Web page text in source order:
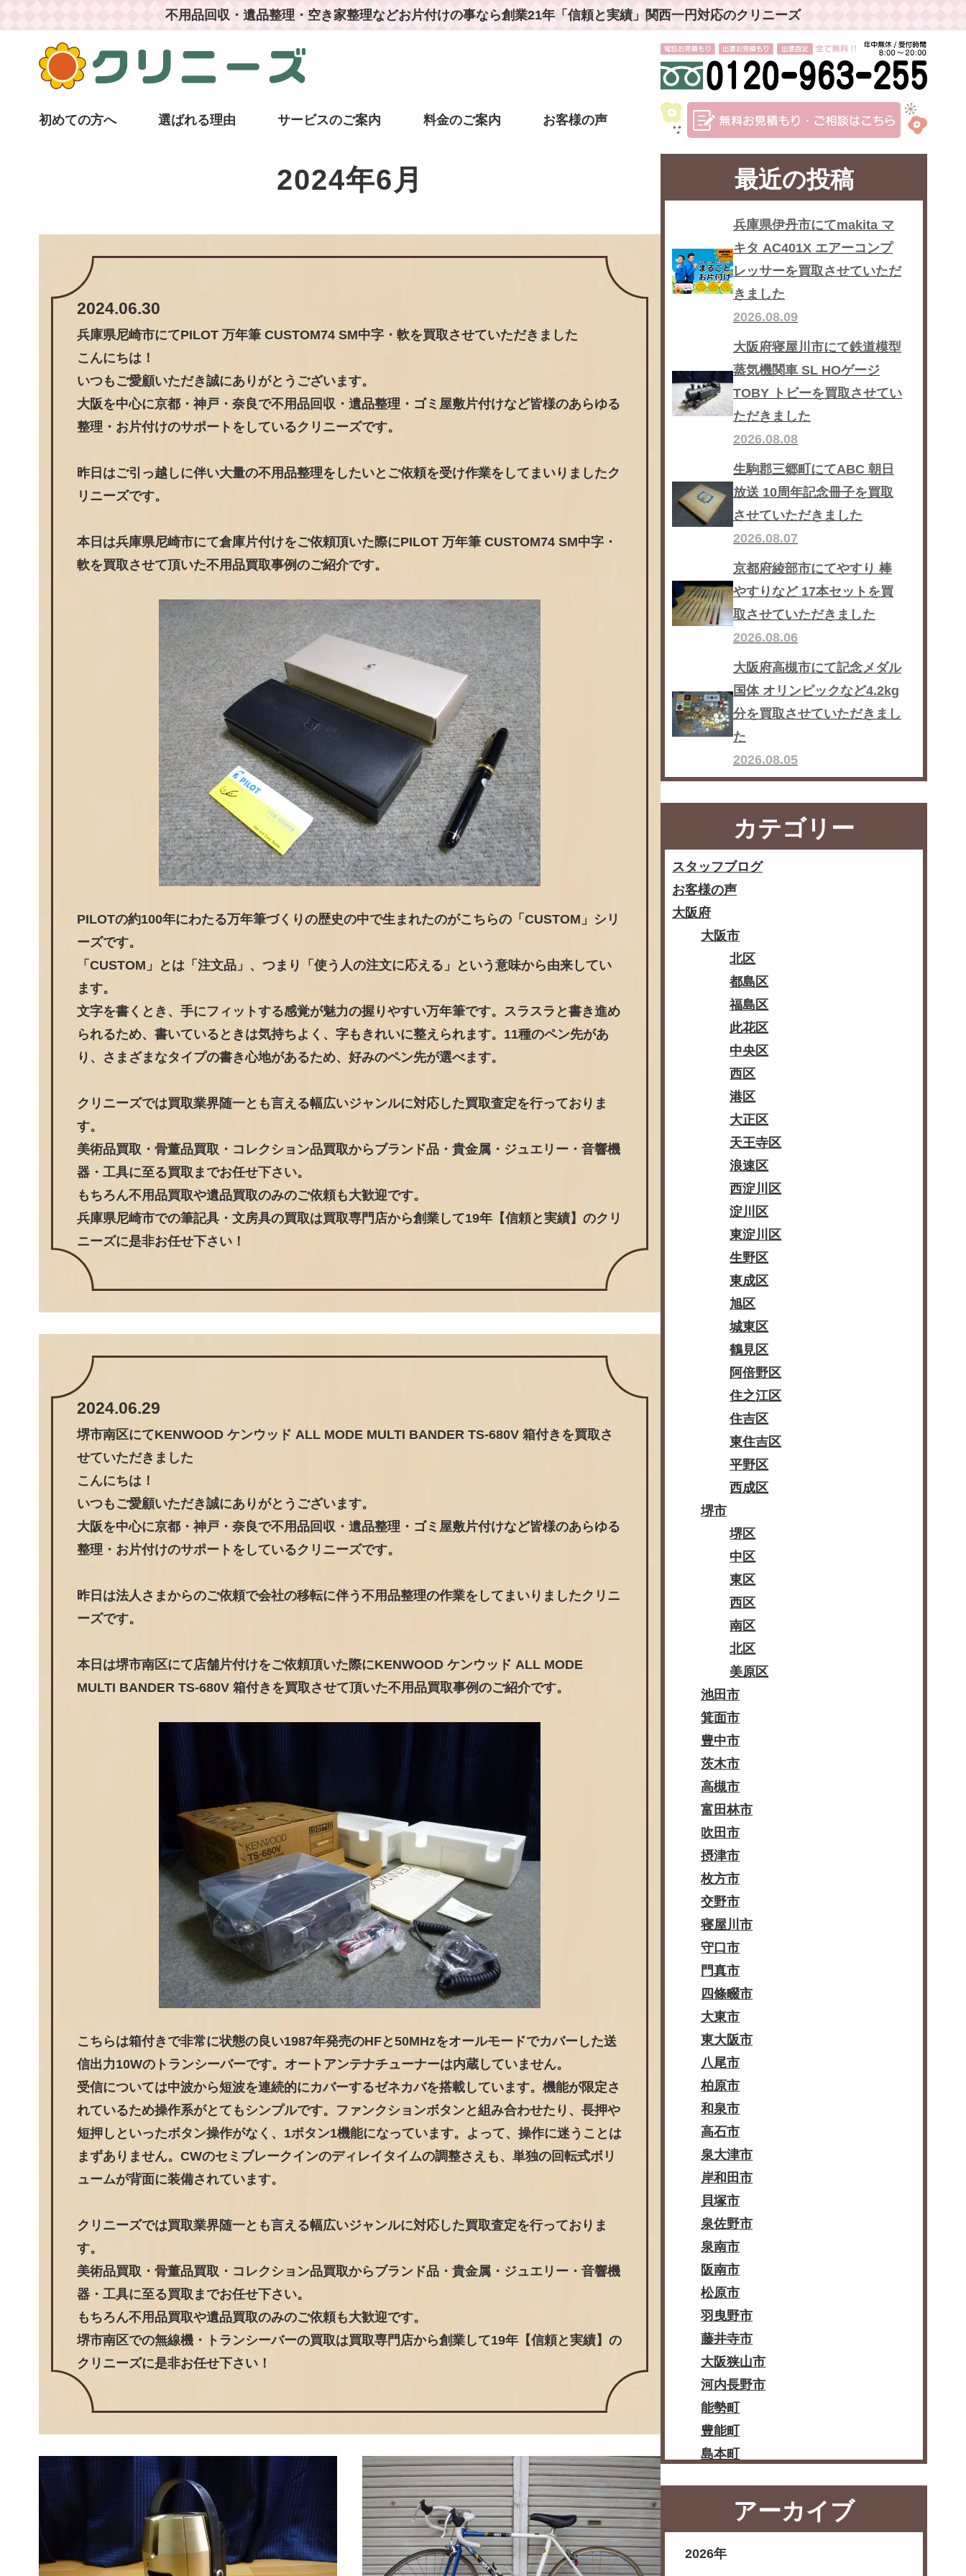
不用品回収・遺品整理・空き家整理などお片付けの事なら創業21年「信頼と実績」関西一円対応のクリニーズ
初めての方へ 選ばれる理由 サービスのご案内 料金のご案内 お客様の声
2024年6月
2024.06.30
兵庫県尼崎市にてPILOT 万年筆 CUSTOM74 SM中字・軟を買取させていただきました
こんにちは！
いつもご愛顧いただき誠にありがとうございます。
大阪を中心に京都・神戸・奈良で不用品回収・遺品整理・ゴミ屋敷片付けなど皆様のあらゆる
整理・お片付けのサポートをしているクリニーズです。
昨日はご引っ越しに伴い大量の不用品整理をしたいとご依頼を受け作業をしてまいりましたク
リニーズです。
本日は兵庫県尼崎市にて倉庫片付けをご依頼頂いた際にPILOT 万年筆 CUSTOM74 SM中字・
軟を買取させて頂いた不用品買取事例のご紹介です。
PILOTの約100年にわたる万年筆づくりの歴史の中で生まれたのがこちらの「CUSTOM」シリ
ーズです。
「CUSTOM」とは「注文品」、つまり「使う人の注文に応える」という意味から由来してい
ます。
文字を書くとき、手にフィットする感覚が魅力の握りやすい万年筆です。スラスラと書き進め
られるため、書いているときは気持ちよく、字もきれいに整えられます。11種のペン先があ
り、さまざまなタイプの書き心地があるため、好みのペン先が選べます。
クリニーズでは買取業界随一とも言える幅広いジャンルに対応した買取査定を行っておりま
す。
美術品買取・骨董品買取・コレクション品買取からブランド品・貴金属・ジュエリー・音響機
器・工具に至る買取までお任せ下さい。
もちろん不用品買取や遺品買取のみのご依頼も大歓迎です。
兵庫県尼崎市での筆記具・文房具の買取は買取専門店から創業して19年【信頼と実績】のクリ
ニーズに是非お任せ下さい！
2024.06.29
堺市南区にてKENWOOD ケンウッド ALL MODE MULTI BANDER TS-680V 箱付きを買取さ
せていただきました
こんにちは！
いつもご愛顧いただき誠にありがとうございます。
大阪を中心に京都・神戸・奈良で不用品回収・遺品整理・ゴミ屋敷片付けなど皆様のあらゆる
整理・お片付けのサポートをしているクリニーズです。
昨日は法人さまからのご依頼で会社の移転に伴う不用品整理の作業をしてまいりましたクリニ
ーズです。
本日は堺市南区にて店舗片付けをご依頼頂いた際にKENWOOD ケンウッド ALL MODE
MULTI BANDER TS-680V 箱付きを買取させて頂いた不用品買取事例のご紹介です。
こちらは箱付きで非常に状態の良い1987年発売のHFと50MHzをオールモードでカバーした送
信出力10Wのトランシーバーです。オートアンテナチューナーは内蔵していません。
受信については中波から短波を連続的にカバーするゼネカバを搭載しています。機能が限定さ
れているため操作系がとてもシンプルです。ファンクションボタンと組み合わせたり、長押や
短押しといったボタン操作がなく、1ボタン1機能になっています。よって、操作に迷うことは
まずありません。CWのセミブレークインのディレイタイムの調整さえも、単独の回転式ボリ
ュームが背面に装備されています。
クリニーズでは買取業界随一とも言える幅広いジャンルに対応した買取査定を行っておりま
す。
美術品買取・骨董品買取・コレクション品買取からブランド品・貴金属・ジュエリー・音響機
器・工具に至る買取までお任せ下さい。
もちろん不用品買取や遺品買取のみのご依頼も大歓迎です。
堺市南区での無線機・トランシーバーの買取は買取専門店から創業して19年【信頼と実績】の
クリニーズに是非お任せ下さい！
最近の投稿
兵庫県伊丹市にてmakita マ
キタ AC401X エアーコンプ
レッサーを買取させていただ
きました
2026.08.09
大阪府寝屋川市にて鉄道模型
蒸気機関車 SL HOゲージ
TOBY トビーを買取させてい
ただきました
2026.08.08
生駒郡三郷町にてABC 朝日
放送 10周年記念冊子を買取
させていただきました
2026.08.07
京都府綾部市にてやすり 棒
やすりなど 17本セットを買
取させていただきました
2026.08.06
大阪府高槻市にて記念メダル
国体 オリンピックなど4.2kg
分を買取させていただきまし
た
2026.08.05
カテゴリー
スタッフブログ
お客様の声
大阪府
大阪市
北区
都島区
福島区
此花区
中央区
西区
港区
大正区
天王寺区
浪速区
西淀川区
淀川区
東淀川区
生野区
東成区
旭区
城東区
鶴見区
阿倍野区
住之江区
住吉区
東住吉区
平野区
西成区
堺市
堺区
中区
東区
西区
南区
北区
美原区
池田市
箕面市
豊中市
茨木市
高槻市
富田林市
吹田市
摂津市
枚方市
交野市
寝屋川市
守口市
門真市
四條畷市
大東市
東大阪市
八尾市
柏原市
和泉市
高石市
泉大津市
岸和田市
貝塚市
泉佐野市
泉南市
阪南市
松原市
羽曳野市
藤井寺市
大阪狭山市
河内長野市
能勢町
豊能町
島本町
熊取町
田尻町
岬町
アーカイブ
2026年